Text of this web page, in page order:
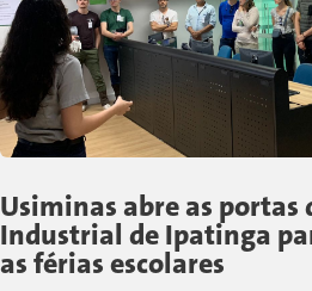
Usiminas abre as portas
Industrial de Ipatinga
as férias escolares